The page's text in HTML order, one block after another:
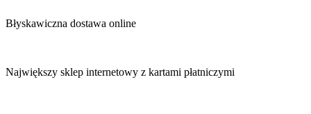
Błyskawiczna dostawa online
Największy sklep internetowy z kartami płatniczymi